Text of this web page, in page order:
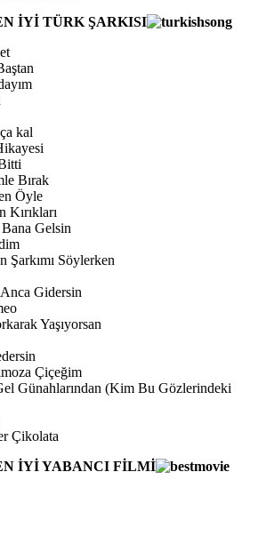
İYİ TÜRK ŞARKISI
kal
Bırak
Öyle
Kırıkları
Gelsin
Şarkımı Söylerken
Gidersin
Yaşıyorsan
Çiçeğim
Günahlarından (Kim Bu Gözlerindeki
Çikolata
İYİ YABANCI FİLMİ